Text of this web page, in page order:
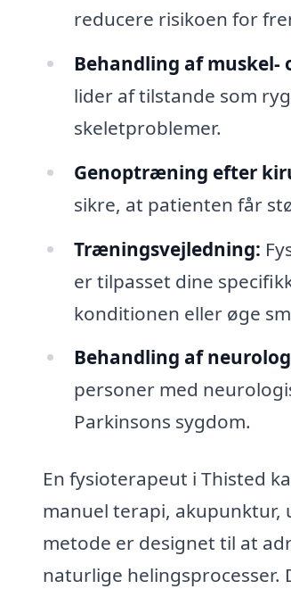
reducere risikoen for
Behandling af muskel-
lider af tilstande som
skeletproblemer.
Genoptræning efter
sikre, at patienten får
Træningsvejledning:
er tilpasset dine
konditionen eller øge
Behandling af
personer med
Parkinsons sygdom.
En fysioterapeut i Thisted
manuel terapi, akupunktur,
metode er designet til at
naturlige